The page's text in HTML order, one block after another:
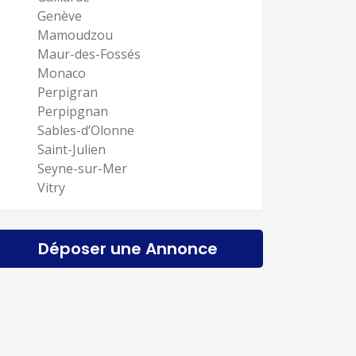
Genève
Mamoudzou
Maur-des-Fossés
Monaco
Perpigran
Perpipgnan
Sables-d’Olonne
Saint-Julien
Seyne-sur-Mer
Vitry
Déposer une Annonce